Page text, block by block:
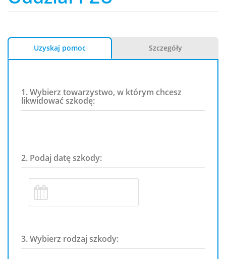
Uzyskaj pomoc Szczegóły
1. Wybierz towarzystwo, w którym chcesz
likwidować szkodę:
2. Podaj datę szkody:
3. Wybierz rodzaj szkody: